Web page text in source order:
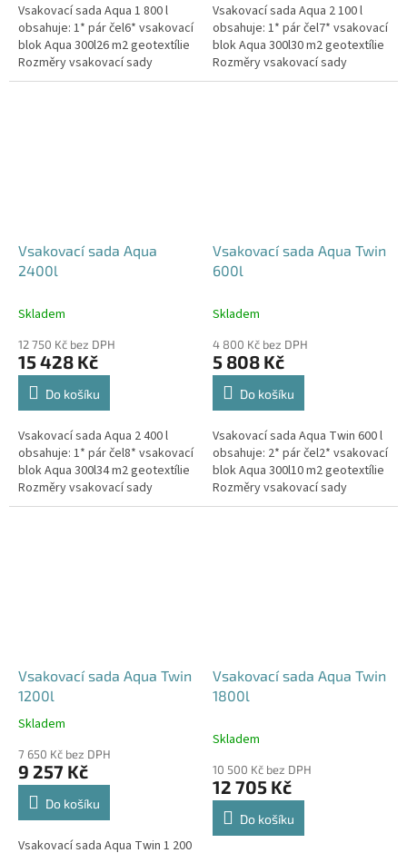
Vsakovací sada Aqua 1 800 l
obsahuje: 1* pár čel6* vsakovací
blok Aqua 300l26 m2 geotextílie
Rozměry vsakovací sady
720x80x52 cm Nosnost bloků až
Vsakovací sada Aqua 2 100 l
obsahuje: 1* pár čel7* vsakovací
blok Aqua 300l30 m2 geotextílie
Rozměry vsakovací sady
840x80x52 cm Nosnost bloků až
Vsakovací sada Aqua
2400l
Skladem
12 750 Kč bez DPH
15 428 Kč
Do košíku
Vsakovací sada Aqua 2 400 l
obsahuje: 1* pár čel8* vsakovací
blok Aqua 300l34 m2 geotextílie
Rozměry vsakovací sady
960x80x52 cm Nosnost bloků až
Vsakovací sada Aqua Twin
600l
Skladem
4 800 Kč bez DPH
5 808 Kč
Do košíku
Vsakovací sada Aqua Twin 600 l
obsahuje: 2* pár čel2* vsakovací
blok Aqua 300l10 m2 geotextílie
Rozměry vsakovací sady
120x80x104 cm Nosnost bloků
Vsakovací sada Aqua Twin
1200l
Průměrné
produktu
je
5,0
hvězdiček.
Skladem
7 650 Kč bez DPH
9 257 Kč
Do košíku
Vsakovací sada Aqua Twin 1 200
Vsakovací sada Aqua Twin
1800l
Skladem
10 500 Kč bez DPH
12 705 Kč
Do košíku